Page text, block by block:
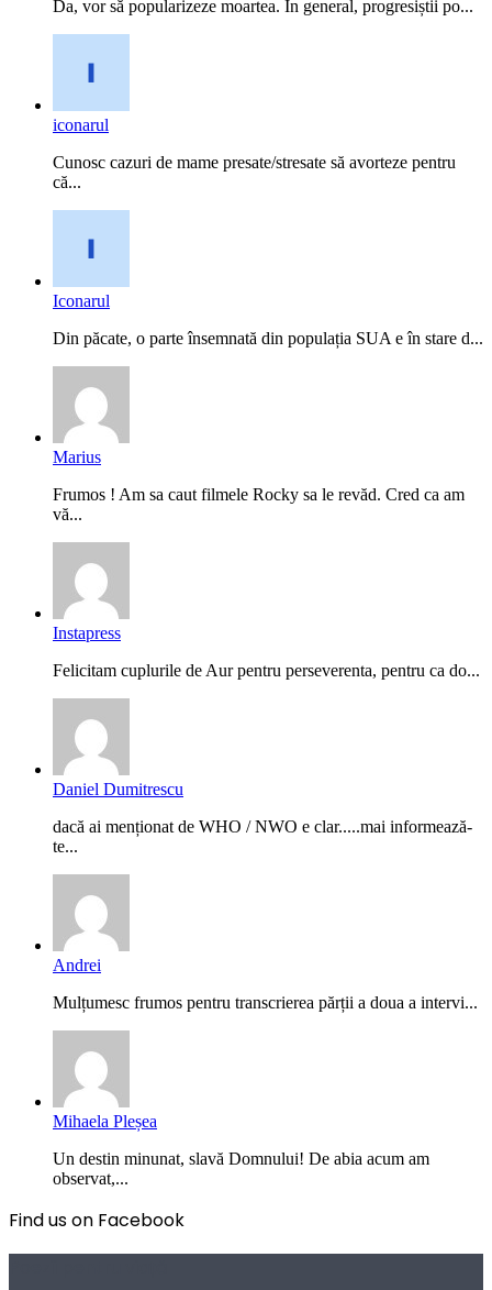
Da, vor să popularizeze moartea. În general, progresiștii po...
iconarul
Cunosc cazuri de mame presate/stresate să avorteze pentru
că...
Iconarul
Din păcate, o parte însemnată din populația SUA e în stare d...
Marius
Frumos ! Am sa caut filmele Rocky sa le revăd. Cred ca am
vă...
Instapress
Felicitam cuplurile de Aur pentru perseverenta, pentru ca do...
Daniel Dumitrescu
dacă ai menționat de WHO / NWO e clar.....mai informează-
te...
Andrei
Mulțumesc frumos pentru transcrierea părții a doua a intervi...
Mihaela Pleșea
Un destin minunat, slavă Domnului! De abia acum am
observat,...
Find us on Facebook